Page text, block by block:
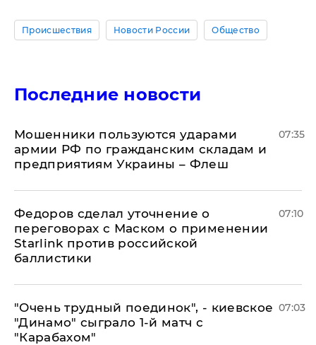
Происшествия Новости России Общество
Последние новости
Мошенники пользуются ударами
армии РФ по гражданским складам и
предприятиям Украины – Флеш
07:35
Федоров сделал уточнение о
переговорах с Маском о применении
Starlink против российской
баллистики
07:10
"Очень трудный поединок", - киевское
"Динамо" сыграло 1-й матч с
"Карабахом"
07:03